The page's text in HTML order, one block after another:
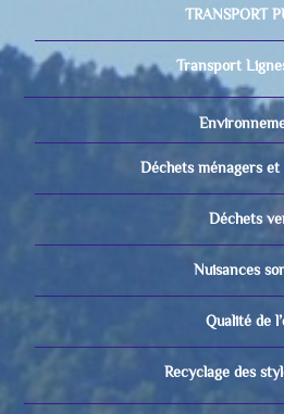
TRANSPORT
Transport
Déchets ménagers
Déchets
Nuisances
Qualité de
Recyclage des